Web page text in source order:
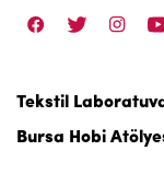
Tekstil
Bursa Hobi